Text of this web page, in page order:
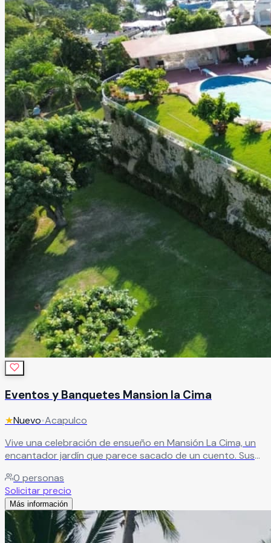
Eventos y Banquetes Mansion la Cima
★Nuevo•Acapulco
Vive una celebración de ensueño en Mansión La Cima, un
encantador jardín que parece sacado de un cuento. Sus
de Santa Lucía crean el ambiente perfecto para un evento
verdaderamente especial.
0 personas
Solicitar precio
Más información